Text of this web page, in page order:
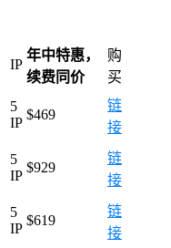
IP
年中特惠，
续费同价
购
买
5
IP
$469
链
接
5
IP
$929
链
接
5
IP
$619
链
接